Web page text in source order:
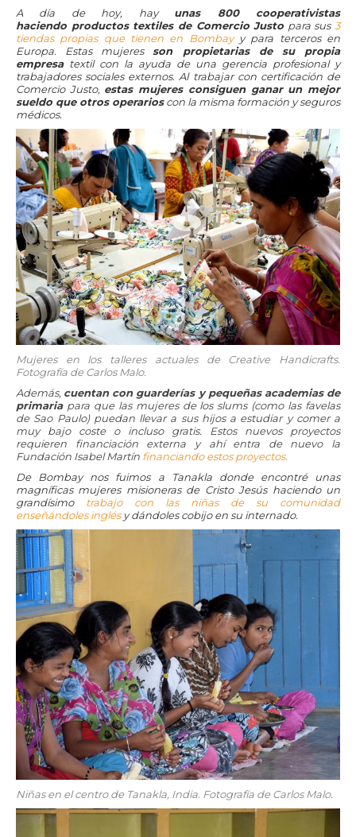
A día de hoy, hay unas 800 cooperativistas
haciendo productos textiles de Comercio Justo para sus 3
tiendas propias que tienen en Bombayy para terceros en
Europa. Estas mujeresson propietarias de su propia
empresatextil con la ayuda de una gerencia profesional y
trabajadores sociales externos. Al trabajar con certificación de
Comercio Justo, estas mujeres consiguen ganar un mejor
sueldo que otros operarioscon la misma formación y seguros
médicos.
Mujeres en los talleres actuales de Creative Handicrafts.
Fotografía de Carlos Malo.
Además, cuentan con guarderías y pequeñas academias de
primariapara que las mujeres de los slums (como las favelas
de Sao Paulo) puedan llevar a sus hijos a estudiar y comer a
muy bajo coste o incluso gratis. Estos nuevos proyectos
requieren financiación externa y ahí entra de nuevo la
Fundación Isabel Martín financiando estos proyectos.
De Bombay nos fuimos a Tanakla donde encontré unas
magníficas mujeres misioneras de Cristo Jesús haciendo un
grandísimo trabajo con las niñas de su comunidad
enseñándoles inglésy dándoles cobijo en su internado.
Niñas en el centro de Tanakla, India. Fotografía de Carlos Malo.